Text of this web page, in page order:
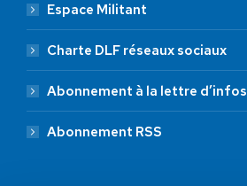
Espace Militant
Charte DLF réseaux sociaux
Abonnement à la lettre d’infos
Abonnement RSS